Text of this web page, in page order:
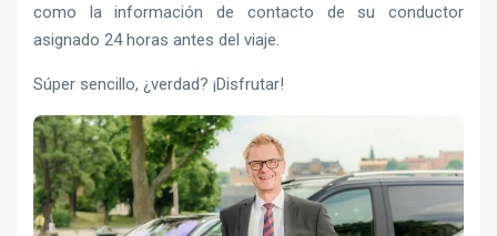
como la información de contacto de su conductor
asignado 24 horas antes del viaje.
Súper sencillo, ¿verdad? ¡Disfrutar!